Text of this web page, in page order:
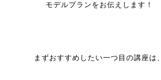
モデルプランをお伝えします！
まずおすすめしたい一つ目の講座は、